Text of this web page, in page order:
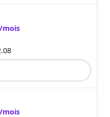
mois
mois